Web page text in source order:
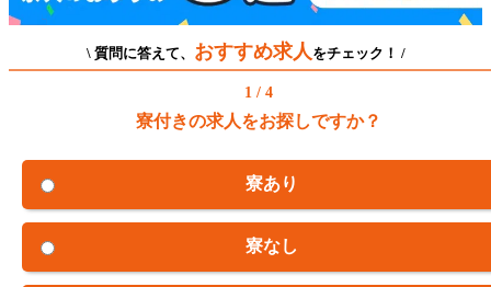
\ 質問に答えて、 おすすめ求人 をチェック！ /
1 / 4
寮付きの求人をお探しですか？
寮あり
寮なし